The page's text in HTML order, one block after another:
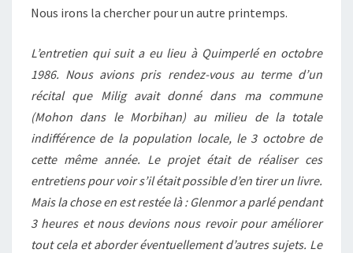
Nous irons la chercher pour un autre printemps.
L’entretien qui suit a eu lieu à Quimperlé en octobre
1986. Nous avions pris rendez-vous au terme d’un
récital que Milig avait donné dans ma commune
(Mohon dans le Morbihan) au milieu de la totale
indifférence de la population locale, le 3 octobre de
cette même année. Le projet était de réaliser ces
entretiens pour voir s’il était possible d’en tirer un livre.
Mais la chose en est restée là : Glenmor a parlé pendant
3 heures et nous devions nous revoir pour améliorer
tout cela et aborder éventuellement d’autres sujets. Le